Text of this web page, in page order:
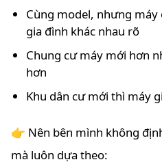
Cùng model, nhưng
gia đình khác nhau rõ
Chung cư máy mới hơn
hơn
Khu dân cư mới thì máy
👉 Nên bên mình không
mà luôn dựa theo: